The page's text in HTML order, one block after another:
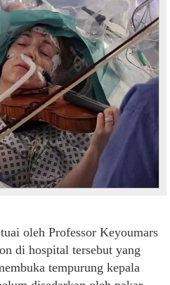
oleh Professor Keyoumars
di hospital tersebut yang
tempurung kepala